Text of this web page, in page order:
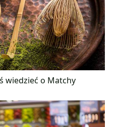
wiedzieć o Matchy